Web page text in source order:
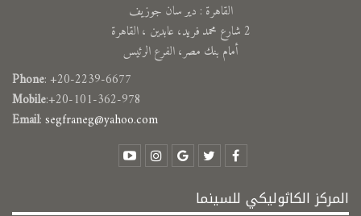
القاهرة : دير سان جوزيف
2 شارع محمد فريد، عابدين ، القاهرة
أمام بنك مصر، الفرع الرئيس
Phone: +20-2239-6677
Mobile:+20-101-362-978
Email:segfraneg@yahoo.com
المركز الكاثوليكي للسينما